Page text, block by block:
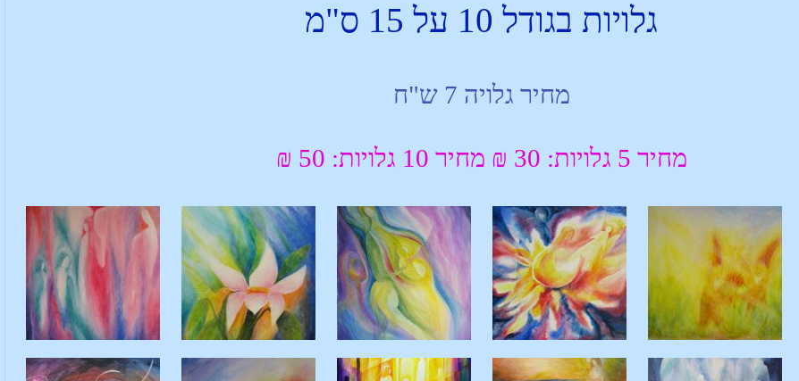
גלויות בגודל 10 על 15 ס"מ
מחיר גלויה 7 ש"ח
מחיר 5 גלויות: 30 ₪ מחיר 10 גלויות: 50 ₪